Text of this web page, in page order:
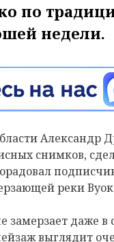
по
недели.
Александр
снимков,
реки
замерзает даже
выглядит